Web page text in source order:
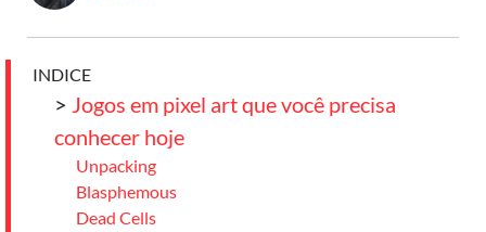
INDICE
> Jogos em pixel art que você precisa
conhecer hoje
Unpacking
Blasphemous
Dead Cells